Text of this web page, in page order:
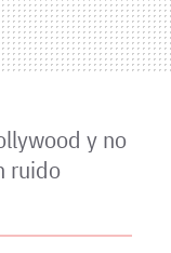
y no
ruido